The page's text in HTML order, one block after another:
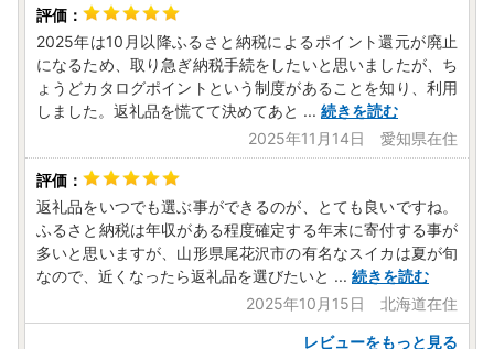
2025年は10月以降ふるさと納税によるポイント還元が廃止
になるため、取り急ぎ納税手続をしたいと思いましたが、ち
ょうどカタログポイントという制度があることを知り、利用
しました。返礼品を慌てて決めてあと ... 続きを読む
2025年11月14日 愛知県在住
返礼品をいつでも選ぶ事ができるのが、とても良いですね。
ふるさと納税は年収がある程度確定する年末に寄付する事が
多いと思いますが、山形県尾花沢市の有名なスイカは夏が旬
なので、近くなったら返礼品を選びたいと ... 続きを読む
2025年10月15日 北海道在住
レビューをもっと見る